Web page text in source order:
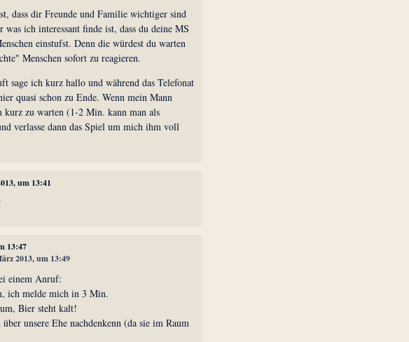
dass dir Freunde und Familie wichtiger sind
ich interessant finde ist, dass du deine MS
einstufst. Denn die würdest du warten
Menschen sofort zu reagieren.
sage ich kurz hallo und während das Telefonat
quasi schon zu Ende. Wenn mein Mann
zu warten (1-2 Min. kann man als
verlasse dann das Spiel um mich ihm voll
um 13:41
13:47
2013, um 13:49
einem Anruf:
ich melde mich in 3 Min.
Bier steht kalt!
unsere Ehe nachdenkenn (da sie im Raum